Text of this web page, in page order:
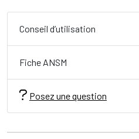
Conseil d’utilisation
Fiche ANSM
Posez une question